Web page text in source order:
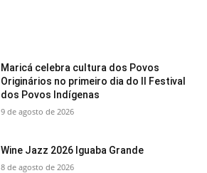
Maricá celebra cultura dos Povos
Originários no primeiro dia do II Festival
dos Povos Indígenas
9 de agosto de 2026
Wine Jazz 2026 Iguaba Grande
8 de agosto de 2026